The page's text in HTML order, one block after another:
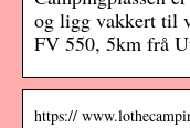
og ligg vakkert til
FV 550, 5km frå
https://